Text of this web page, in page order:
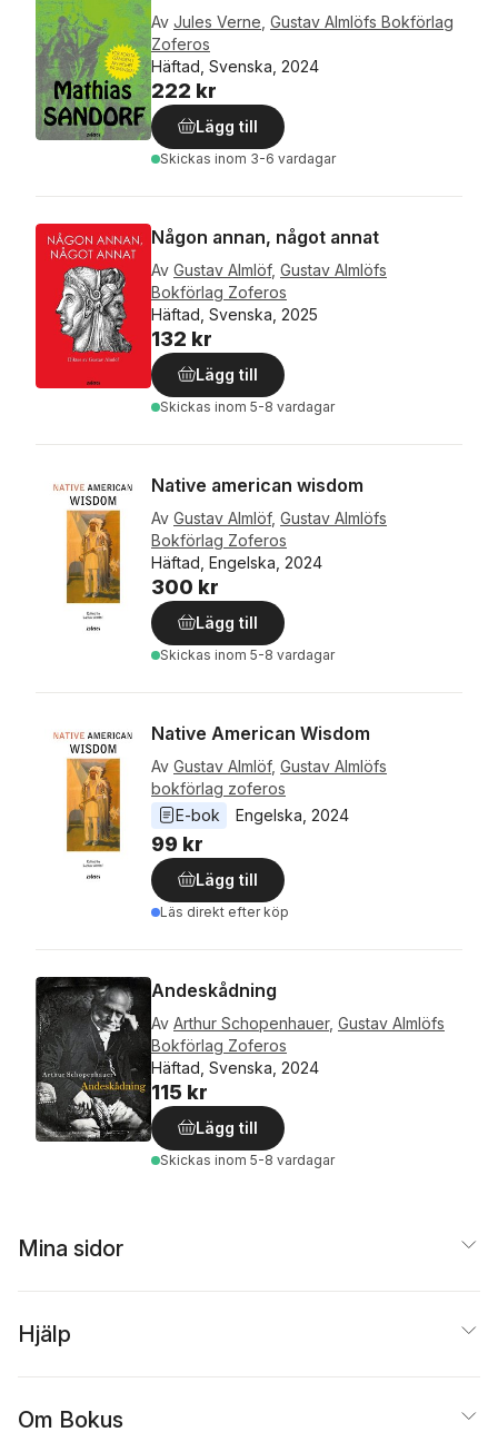
Av Jules Verne Gustav Almlöfs Bokförlag
Zoferos
Häftad, Svenska, 2024
222 kr
Lägg till
Skickas inom 3-6 vardagar
Någon annan, något annat
Av Gustav Almlöf, Gustav Almlöfs
Bokförlag Zoferos
Häftad, Svenska, 2025
132 kr
Lägg till
Skickas inom 5-8 vardagar
Native american wisdom
Av Gustav Almlöf, Gustav Almlöfs
Bokförlag Zoferos
Häftad, Engelska, 2024
300 kr
Lägg till
Skickas inom 5-8 vardagar
Native American Wisdom
Av Gustav Almlöf, Gustav Almlöfs
bokförlag zoferos
E-bok
Engelska 2024
99 kr
Lägg till
Läs direkt efter köp
Andeskådning
Av Arthur Schopenhauer, Gustav Almlöfs
Bokförlag Zoferos
Häftad, Svenska, 2024
115 kr
Lägg till
Skickas inom 5-8 vardagar
Mina sidor
Hjälp
Om Bokus